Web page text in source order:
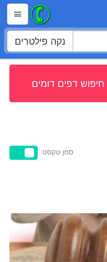
נקה פילטרים
חיפוש דפים דומים
סמן טקסט